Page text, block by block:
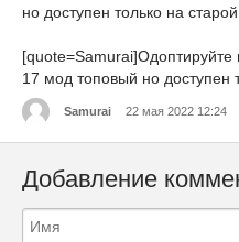
но доступен только на
17 мод топовый но доступен
Samurai 22 мая 2022 12:24
Добавление